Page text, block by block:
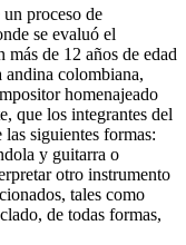
proceso de
se evaluó el
de 12 años de edad
andina colombiana,
homenajeado
que los integrantes del
siguientes formas:
y guitarra o
otro instrumento
tales como
de todas formas,